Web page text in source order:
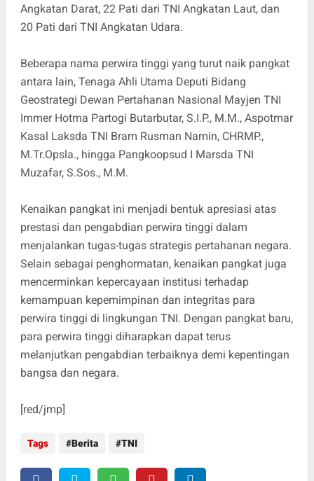
Angkatan Darat, 22 Pati dari TNI Angkatan Laut, dan
20 Pati dari TNI Angkatan Udara.
Beberapa nama perwira tinggi yang turut naik pangkat
antara lain, Tenaga Ahli Utama Deputi Bidang
Geostrategi Dewan Pertahanan Nasional Mayjen TNI
Immer Hotma Partogi Butarbutar, S.I.P., M.M., Aspotmar
Kasal Laksda TNI Bram Rusman Namin, CHRMP.,
M.Tr.Opsla., hingga Pangkoopsud I Marsda TNI
Muzafar, S.Sos., M.M.
Kenaikan pangkat ini menjadi bentuk apresiasi atas
prestasi dan pengabdian perwira tinggi dalam
menjalankan tugas-tugas strategis pertahanan negara.
Selain sebagai penghormatan, kenaikan pangkat juga
mencerminkan kepercayaan institusi terhadap
kemampuan kepemimpinan dan integritas para
perwira tinggi di lingkungan TNI. Dengan pangkat baru,
para perwira tinggi diharapkan dapat terus
melanjutkan pengabdian terbaiknya demi kepentingan
bangsa dan negara.
[red/jmp]
Tags Berita TNI